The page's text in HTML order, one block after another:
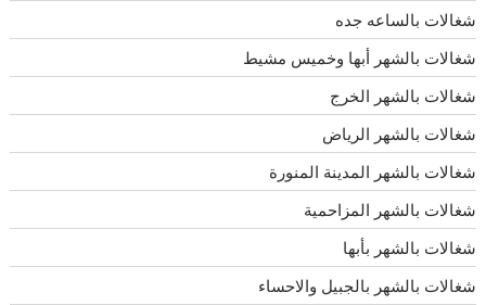
شغالات بالساعه جده
شغالات بالشهر أبها وخميس مشيط
شغالات بالشهر الخرج
شغالات بالشهر الرياض
شغالات بالشهر المدينة المنورة
شغالات بالشهر المزاحمية
شغالات بالشهر بأبها
شغالات بالشهر بالجبيل والاحساء